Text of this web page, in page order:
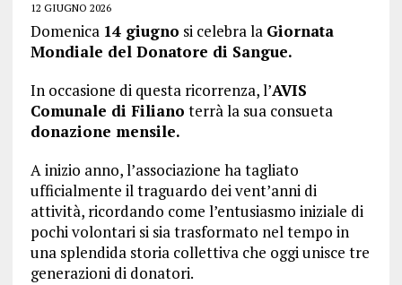
12 GIUGNO 2026
Domenica 14 giugno si celebra la Giornata
Mondiale del Donatore di Sangue.
In occasione di questa ricorrenza, l’AVIS
Comunale di Filiano terrà la sua consueta
donazione mensile.
A inizio anno, l’associazione ha tagliato
ufficialmente il traguardo dei vent’anni di
attività, ricordando come l’entusiasmo iniziale di
pochi volontari si sia trasformato nel tempo in
una splendida storia collettiva che oggi unisce tre
generazioni di donatori.